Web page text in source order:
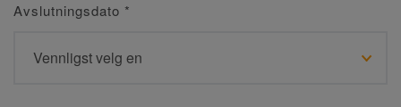
Avslutningsdato *